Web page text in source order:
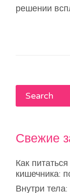
решении
Свежие
Как
кишечника:
Внутри